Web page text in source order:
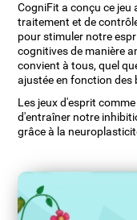
CogniFit a conçu ce
traitement et de
pour stimuler notre
cognitives de manière
convient à tous, quel
ajustée en fonction des
Les jeux d'esprit
d'entraîner notre
grâce à la